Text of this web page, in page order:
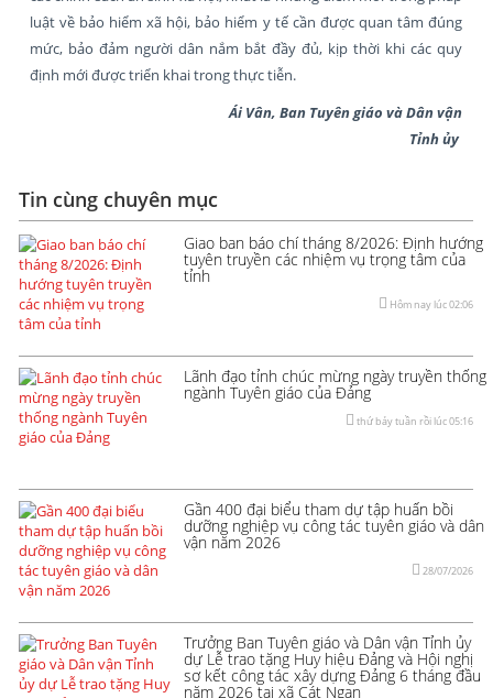
luật về bảo hiểm xã hội, bảo hiểm y tế cần được quan tâm đúng
mức, bảo đảm người dân nắm bắt đầy đủ, kịp thời khi các quy
định mới được triển khai trong thực tiễn.
Ái Vân, Ban Tuyên giáo và Dân vận
Tỉnh ủy
Tin cùng chuyên mục
Giao ban báo chí tháng 8/2026: Định hướng
tuyên truyền các nhiệm vụ trọng tâm của
tỉnh
Hôm nay lúc 02:06
Lãnh đạo tỉnh chúc mừng ngày truyền thống
ngành Tuyên giáo của Đảng
thứ bảy tuần rồi lúc 05:16
Gần 400 đại biểu tham dự tập huấn bồi
dưỡng nghiệp vụ công tác tuyên giáo và dân
vận năm 2026
28/07/2026
Trưởng Ban Tuyên giáo và Dân vận Tỉnh ủy
dự Lễ trao tặng Huy hiệu Đảng và Hội nghị
sơ kết công tác xây dựng Đảng 6 tháng đầu
năm 2026 tại xã Cát Ngạn